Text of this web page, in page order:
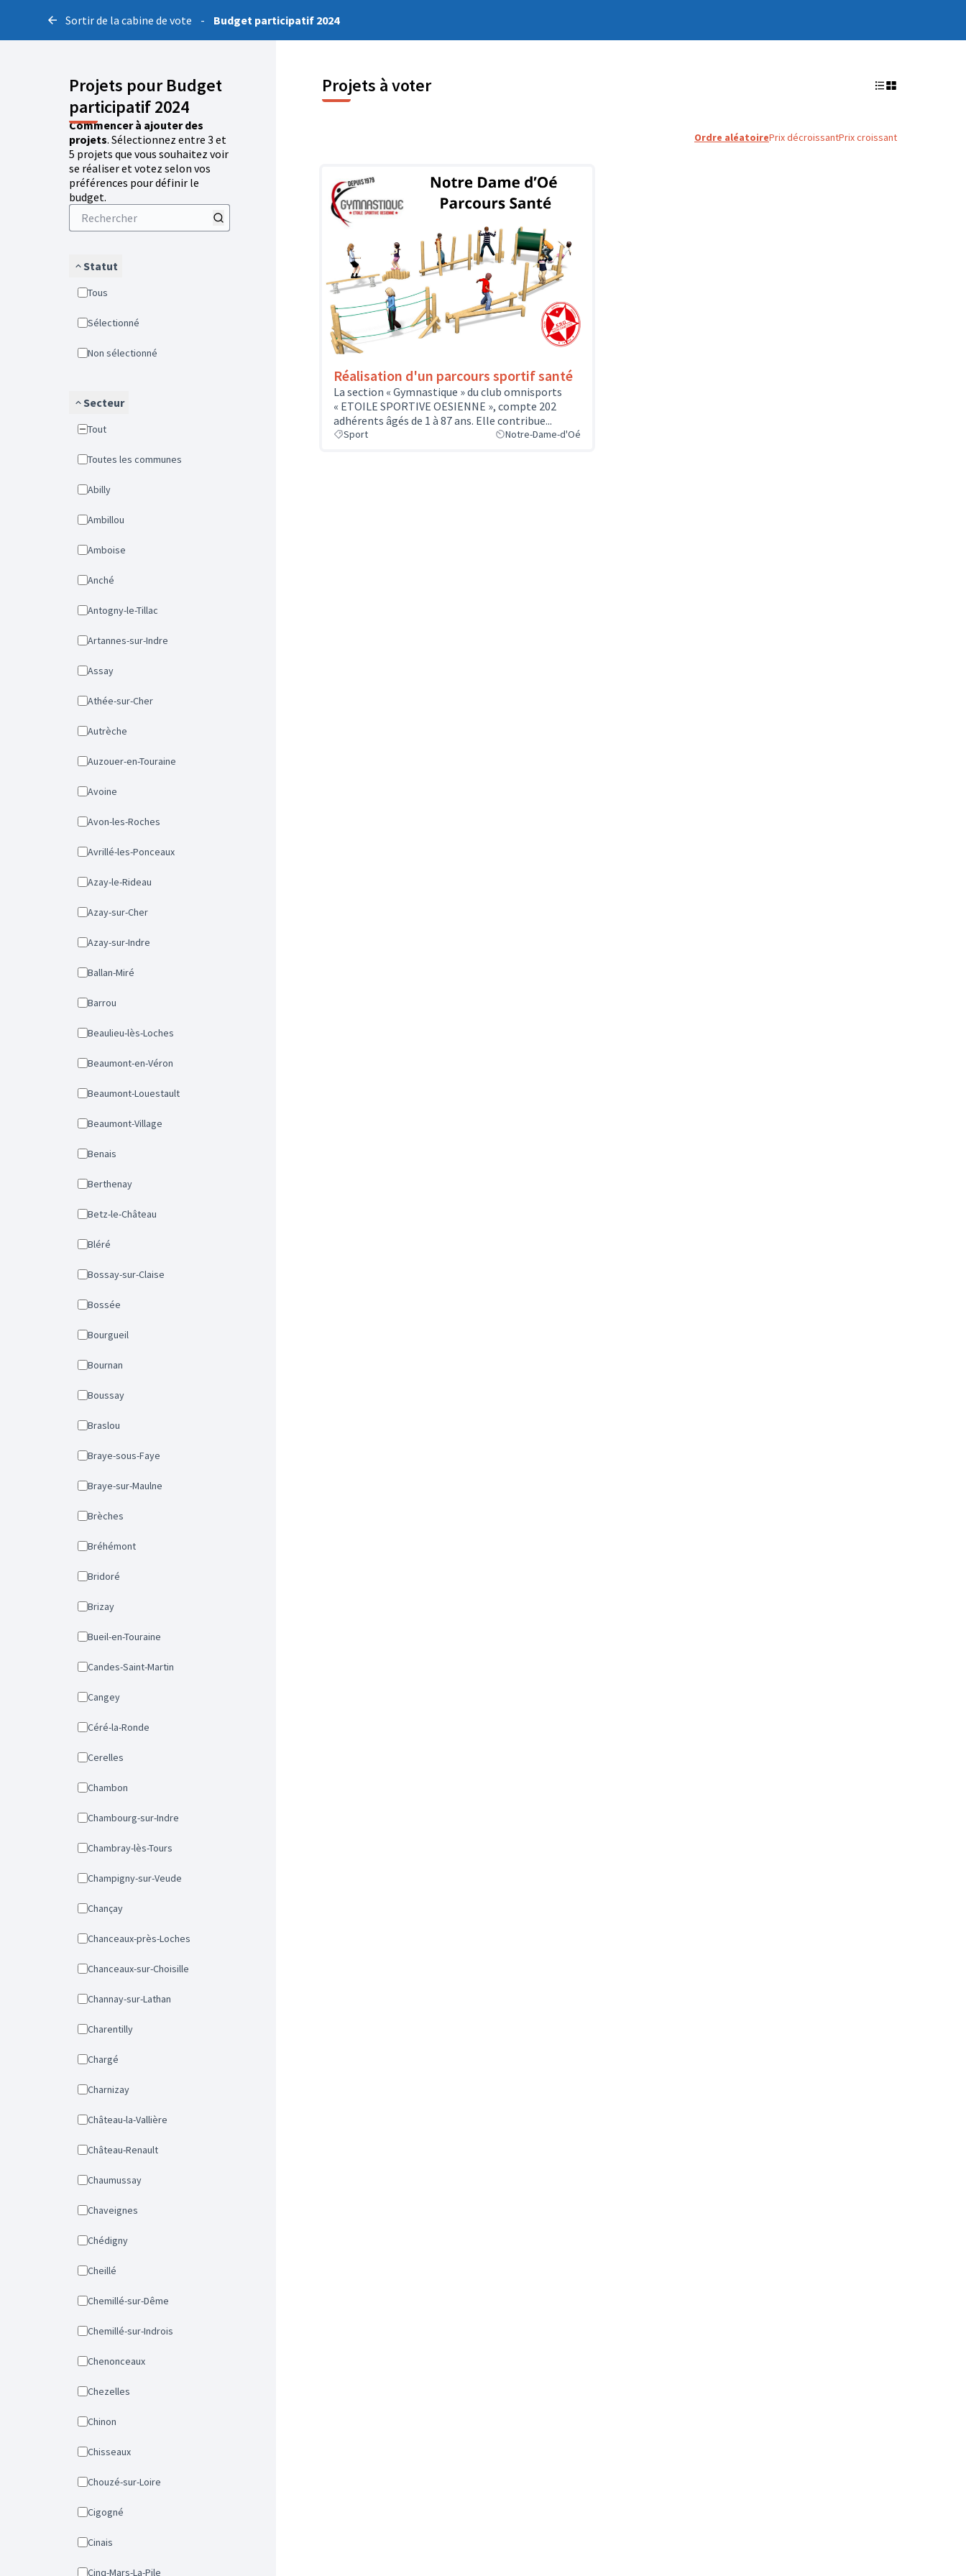
Sortir de la cabine de vote - Budget participatif 2024
Projets pour Budget
participatif 2024
Commencer à ajouter des
projets. Sélectionnez entre 3 et
5 projets que vous souhaitez voir
se réaliser et votez selon vos
préférences pour définir le
budget.
Statut
Tous
Sélectionné
Non sélectionné
Secteur
Tout
Toutes les communes
Abilly
Ambillou
Amboise
Anché
Antogny-le-Tillac
Artannes-sur-Indre
Assay
Athée-sur-Cher
Autrèche
Auzouer-en-Touraine
Avoine
Avon-les-Roches
Avrillé-les-Ponceaux
Azay-le-Rideau
Azay-sur-Cher
Azay-sur-Indre
Ballan-Miré
Barrou
Beaulieu-lès-Loches
Beaumont-en-Véron
Beaumont-Louestault
Beaumont-Village
Benais
Berthenay
Betz-le-Château
Bléré
Bossay-sur-Claise
Bossée
Bourgueil
Bournan
Boussay
Braslou
Braye-sous-Faye
Braye-sur-Maulne
Brèches
Bréhémont
Bridoré
Brizay
Bueil-en-Touraine
Candes-Saint-Martin
Cangey
Céré-la-Ronde
Cerelles
Chambon
Chambourg-sur-Indre
Chambray-lès-Tours
Champigny-sur-Veude
Chançay
Chanceaux-près-Loches
Chanceaux-sur-Choisille
Channay-sur-Lathan
Charentilly
Chargé
Charnizay
Château-la-Vallière
Château-Renault
Chaumussay
Chaveignes
Chédigny
Cheillé
Chemillé-sur-Dême
Chemillé-sur-Indrois
Chenonceaux
Chezelles
Chinon
Chisseaux
Chouzé-sur-Loire
Cigogné
Cinais
Cinq-Mars-La-Pile
Projets à voter
Ordre aléatoirePrix décroissantPrix croissant
Réalisation d'un parcours sportif santé
La section « Gymnastique » du club omnisports
« ETOILE SPORTIVE OESIENNE », compte 202
adhérents âgés de 1 à 87 ans. Elle contribue...
Sport Notre-Dame-d'Oé